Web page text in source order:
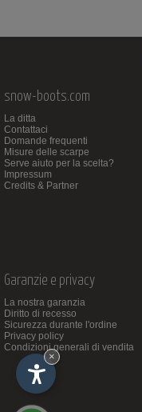
snow-boots.com
La ditta
Contattaci
Domande frequenti
Misure delle scarpe
Serve aiuto per la scelta?
Impressum
Credits & Partner
Garanzie e privacy
La nostra garanzia
Diritto di recesso
Sicurezza durante l'ordine
Privacy policy
Condizioni generali di vendita
×